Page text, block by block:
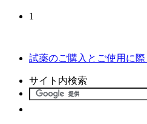
1
試薬のご購入とご使用に際
サイト内検索